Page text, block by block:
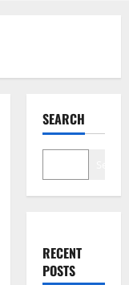
SEARCH
RECENT
POSTS